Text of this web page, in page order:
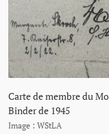
Carte de membre du
Binder de 1945
Image : WStLA